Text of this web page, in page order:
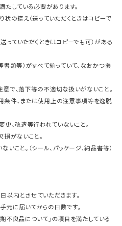
たしている必要があります。
状の控え（送っていただくときはコピーで
っていただくときはコピーでも可）がある
書類等）がすべて揃っていて、なおかつ損
で、落下等の不適切な扱いがないこと。
条件、または使用上の注意事項等を逸脱
更、改造等行われていないこと。
損がないこと。
こと。（シール、パッケージ、納品書等）
内とさせていただきます。
に届いてからの日数です。
不良品について」の項目を満たしている